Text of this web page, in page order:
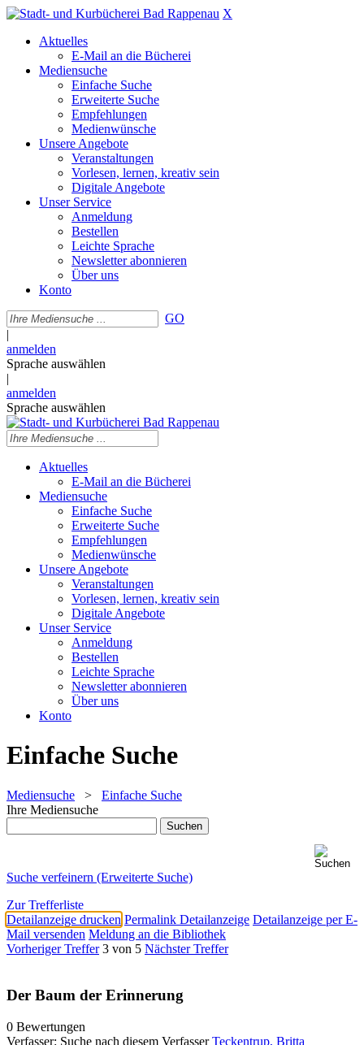
X
Aktuelles
E-Mail an die Bücherei
Mediensuche
Einfache Suche
Erweiterte Suche
Empfehlungen
Medienwünsche
Unsere Angebote
Veranstaltungen
Vorlesen, lernen, kreativ sein
Digitale Angebote
Unser Service
Anmeldung
Bestellen
Leichte Sprache
Newsletter abonnieren
Über uns
Konto
GO
|
anmelden
Sprache auswählen
|
anmelden
Sprache auswählen
Aktuelles
E-Mail an die Bücherei
Mediensuche
Einfache Suche
Erweiterte Suche
Empfehlungen
Medienwünsche
Unsere Angebote
Veranstaltungen
Vorlesen, lernen, kreativ sein
Digitale Angebote
Unser Service
Anmeldung
Bestellen
Leichte Sprache
Newsletter abonnieren
Über uns
Konto
Einfache Suche
Mediensuche > Einfache Suche
Ihre Mediensuche
Suche verfeinern (Erweiterte Suche)
Zur Trefferliste
Detailanzeige drucken Permalink Detailanzeige Detailanzeige per E-
Mail versenden Meldung an die Bibliothek
Vorheriger Treffer 3 von 5 Nächster Treffer
Der Baum der Erinnerung
0 Bewertungen
Verfasser: Suche nach diesem Verfasser Teckentrup, Britta